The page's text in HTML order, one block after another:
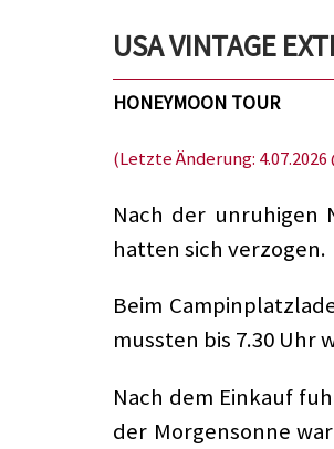
USA VINTAGE
HONEYMOON TOUR
(Letzte Änderung: 4.07.2026
Nach der unruhigen
hatten sich verzogen.
Beim
mussten bis 7.30 Uhr
Nach dem Einkauf
der Morgensonne